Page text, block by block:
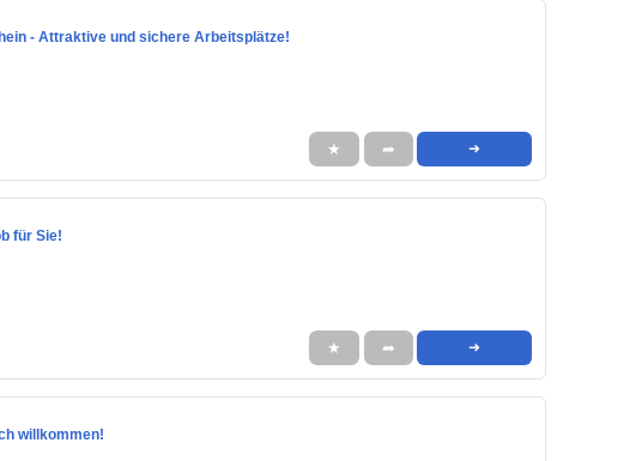
- Attraktive und sichere Arbeitsplätze!
★ ➦ ➜
für Sie!
★ ➦ ➜
willkommen!